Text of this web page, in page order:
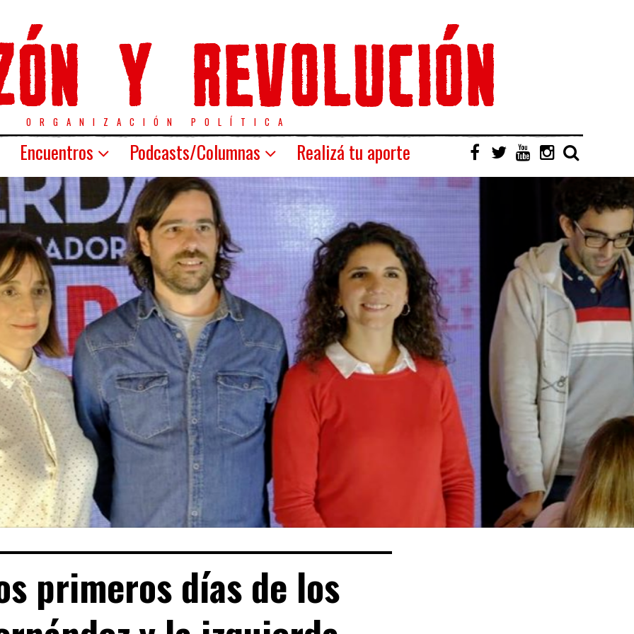
ORGANIZACIÓN POLÍTICA
Encuentros Podcasts/Columnas Realizá tu aporte
primeros días de los